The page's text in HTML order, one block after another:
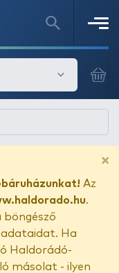
×
Az
.
böngésző
Ha
Haldorádó-
másolat - ilyen